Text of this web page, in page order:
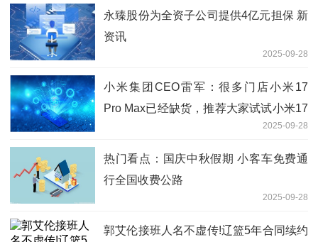
永臻股份为全资子公司提供4亿元担保 新
资讯
2025-09-28
小米集团CEO雷军：很多门店小米17
Pro Max已经缺货，推荐大家试试小米17
2025-09-28
热门看点：国庆中秋假期 小客车免费通
行全国收费公路
2025-09-28
郭艾伦接班人名不虚传!辽篮5年合同续约